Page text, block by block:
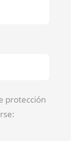
protección